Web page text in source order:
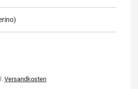
Versandkosten